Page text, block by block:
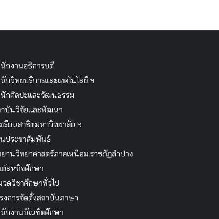
กงานอธิการบดี
กวิทยบริการและเทคโนโลยี ฯ
กศิลปะและวัฒนธรรม
บันวิจัยและพัฒนา
เรียนสาธิตมหาวิทยาลัย ฯ
ประชาสัมพันธ์
านวิทยาศาสตร์ภาคเหนือม.ราชภัฏลำปาง
สหกิจศึกษา
ดวิชาศึกษาทั่วไป
งการจัดตั้งสถาบันภาษา
กงานบัณฑิตศึกษา